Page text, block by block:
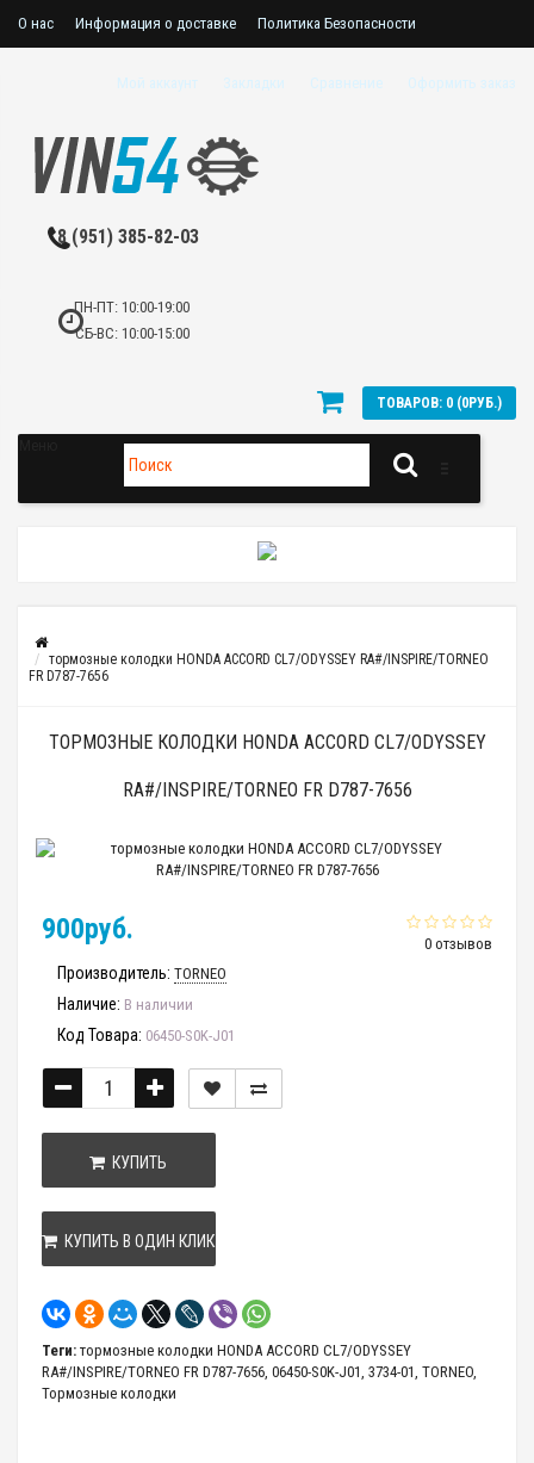
О нас Информация о доставке Политика Безопасности
Мой аккаунт Закладки Сравнение Оформить заказ
8 (951) 385-82-03
ПН-ПТ: 10:00-19:00
СБ-ВС: 10:00-15:00
ТОВАРОВ: 0 (0РУБ.)
тормозные колодки HONDA ACCORD CL7/ODYSSEY RA#/INSPIRE/TORNEO
FR D787-7656
ТОРМОЗНЫЕ КОЛОДКИ HONDA ACCORD CL7/ODYSSEY
RA#/INSPIRE/TORNEO FR D787-7656
0 отзывов
900руб.
Производитель: TORNEO
Наличие: В наличии
Код Товара: 06450-S0K-J01
КУПИТЬ
КУПИТЬ В ОДИН КЛИК
Теги: тормозные колодки HONDA ACCORD CL7/ODYSSEY
RA#/INSPIRE/TORNEO FR D787-7656, 06450-S0K-J01, 3734-01, TORNEO,
Тормозные колодки